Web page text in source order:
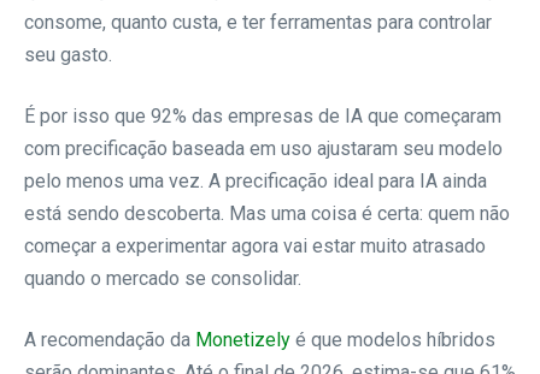
consome, quanto custa, e ter ferramentas para controlar
seu gasto.
É por isso que 92% das empresas de IA que começaram
com precificação baseada em uso ajustaram seu modelo
pelo menos uma vez. A precificação ideal para IA ainda
está sendo descoberta. Mas uma coisa é certa: quem não
começar a experimentar agora vai estar muito atrasado
quando o mercado se consolidar.
A recomendação da Monetizely é que modelos híbridos